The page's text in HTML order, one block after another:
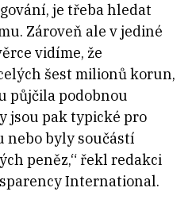
je třeba hledat
Zároveň ale v jediné
vidíme, že
šest milionů korun,
půjčila podobnou
jsou pak typické pro
nebo byly součástí
peněz,“ řekl redakci
International.